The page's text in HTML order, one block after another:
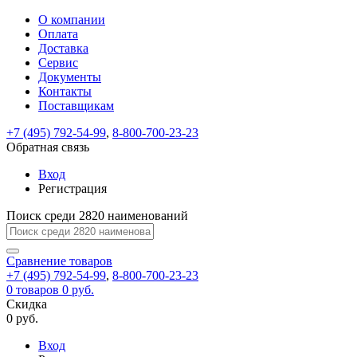
ВходРегистрация
Только
test@example.com
отправлена
по
ней
для
регистрации.
Ок
Только
Запомнить
меня
Забыли
Восстановление
пароля
Заполните
форму.
Мы
отправим
ссылку
на
указанный
электронный
адрес,
перейдя
по
которой
вы
новый
На
вашу
test@test.ru
отправлена
ссылка.
Перейдите
по
для
смены
пароля.
Введите
новый
пароль
Сменить
Пароль
успешно
Войти
Обратная
связь
Сообщение
пользовательского
соглашения
Ваше
сообщение
успешно
О компании
Оплата
Доставка
Сервис
Документы
Контакты
Поставщикам
+7 (495) 792-54-99, 8-800-700-23-23
Обратная связь
Вход
Регистрация
Поиск среди 2820 наименований
Сравнение товаров
+7 (495) 792-54-99, 8-800-700-23-23
0 товаров 0 руб.
Скидка
0 руб.
Вход